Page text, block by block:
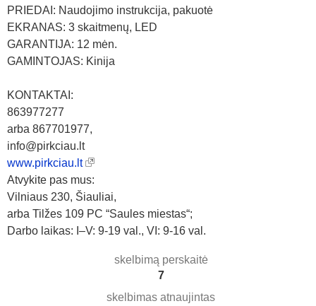
PRIEDAI: Naudojimo instrukcija, pakuotė
EKRANAS: 3 skaitmenų, LED
GARANTIJA: 12 mėn.
GAMINTOJAS: Kinija
KONTAKTAI:
863977277
arba 867701977,
info@pirkciau.lt
www.pirkciau.lt
Atvykite pas mus:
Vilniaus 230, Šiauliai,
arba Tilžes 109 PC “Saules miestas“;
Darbo laikas: I–V: 9-19 val., VI: 9-16 val.
skelbimą perskaitė
7
skelbimas atnaujintas